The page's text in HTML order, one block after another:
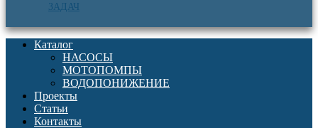
ЗАДАЧ
Каталог
НАСОСЫ
МОТОПОМПЫ
ВОДОПОНИЖЕНИЕ
Проекты
Статьи
Контакты